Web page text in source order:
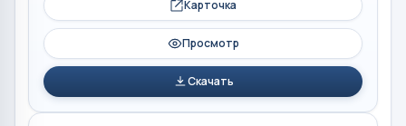
Карточка
Просмотр
Скачать